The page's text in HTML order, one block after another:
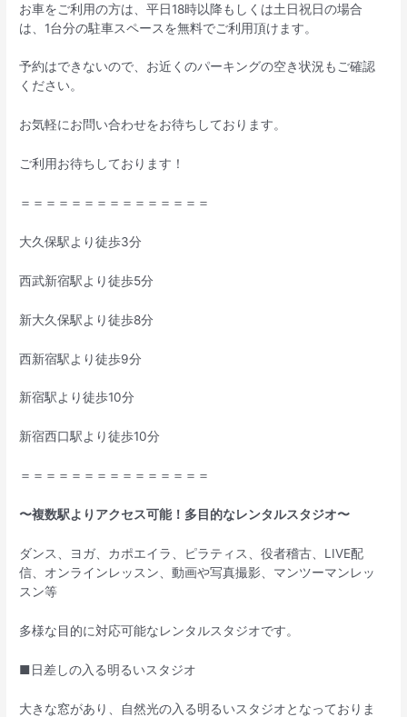
お車をご利用の方は、平日18時以降もしくは土日祝日の場合
は、1台分の駐車スペースを無料でご利用頂けます。
予約はできないので、お近くのパーキングの空き状況もご確認
ください。
お気軽にお問い合わせをお待ちしております。
ご利用お待ちしております！
＝＝＝＝＝＝＝＝＝＝＝＝＝＝＝
大久保駅より徒歩3分
西武新宿駅より徒歩5分
新大久保駅より徒歩8分
西新宿駅より徒歩9分
新宿駅より徒歩10分
新宿西口駅より徒歩10分
＝＝＝＝＝＝＝＝＝＝＝＝＝＝＝
〜複数駅よりアクセス可能！多目的なレンタルスタジオ〜
ダンス、ヨガ、カポエイラ、ピラティス、役者稽古、LIVE配
信、オンラインレッスン、動画や写真撮影、マンツーマンレッ
スン等
多様な目的に対応可能なレンタルスタジオです。
■日差しの入る明るいスタジオ
大きな窓があり、自然光の入る明るいスタジオとなっておりま